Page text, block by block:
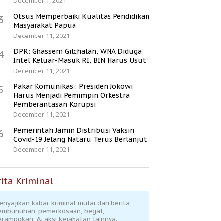
Otsus Memperbaiki Kualitas Pendidikan
Masyarakat Papua
December 11, 2021
DPR: Ghassem Gilchalan, WNA Diduga
Intel Keluar-Masuk RI, BIN Harus Usut!
December 11, 2021
Pakar Komunikasi: Presiden Jokowi
Harus Menjadi Pemimpin Orkestra
Pemberantasan Korupsi
December 11, 2021
Pemerintah Jamin Distribusi Vaksin
Covid-19 Jelang Nataru Terus Berlanjut
December 11, 2021
Kriminal
kabar kriminal mulai dari berita
pemerkosaan, begal,
& aksi kejahatan lainnya.